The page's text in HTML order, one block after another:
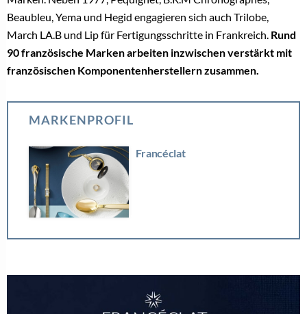
Beaubleu, Yema und Hegid engagieren sich auch Trilobe,
March LA.B und Lip für Fertigungsschritte in Frankreich. Rund
90 französische Marken arbeiten inzwischen verstärkt mit
französischen Komponentenherstellern zusammen.
MARKENPROFIL
Francéclat